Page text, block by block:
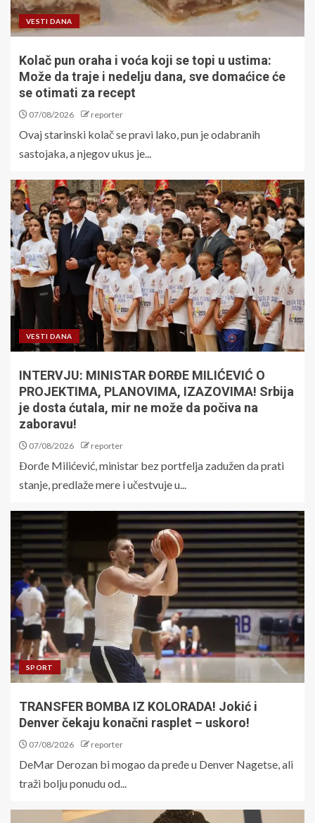
VESTI DANA
Kolač pun oraha i voća koji se topi u ustima:
Može da traje i nedelju dana, sve domaćice će
se otimati za recept
07/08/2026 reporter
Ovaj starinski kolač se pravi lako, pun je odabranih
sastojaka, a njegov ukus je...
VESTI DANA
INTERVJU: MINISTAR ĐORĐE MILIĆEVIĆ O
PROJEKTIMA, PLANOVIMA, IZAZOVIMA! Srbija
je dosta ćutala, mir ne može da počiva na
zaboravu!
07/08/2026 reporter
Đorđe Milićević, ministar bez portfelja zadužen da prati
stanje, predlaže mere i učestvuje u...
SPORT
TRANSFER BOMBA IZ KOLORADA! Jokić i
Denver čekaju konačni rasplet – uskoro!
07/08/2026 reporter
DeMar Derozan bi mogao da pređe u Denver Nagetse, ali
traži bolju ponudu od...